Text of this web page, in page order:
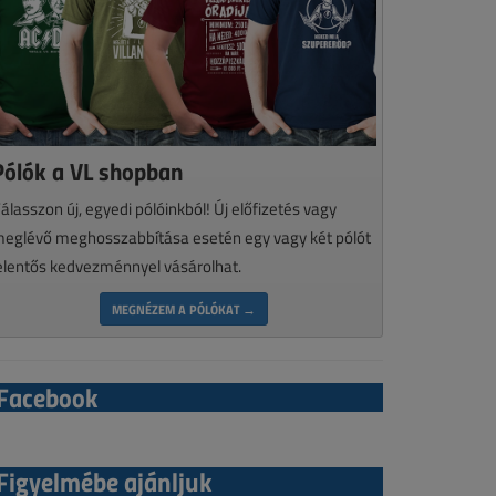
a VL shopban
új, egyedi pólóinkból! Új előfizetés vagy
meghosszabbítása esetén egy vagy két pólót
kedvezménnyel vásárolhat.
MEGNÉZEM A PÓLÓKAT →
ajánljuk